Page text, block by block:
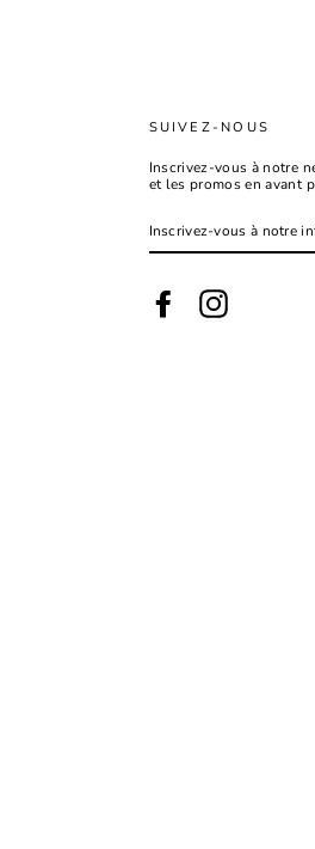
SUIVEZ-NOUS
Inscrivez-vous à notre
et les promos en avant
VOUS
NOTRE
FacebookInstagram